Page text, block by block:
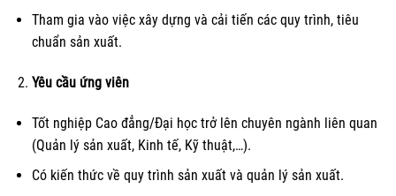
Tham gia vào việc xây dựng và cải tiến các quy trình, tiêu
chuẩn sản xuất.
Yêu cầu ứng viên
Tốt nghiệp Cao đẳng/Đại học trở lên chuyên ngành liên quan
(Quản lý sản xuất, Kinh tế, Kỹ thuật,…).
Có kiến thức về quy trình sản xuất và quản lý sản xuất.